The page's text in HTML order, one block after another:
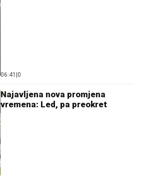
06:41 0
Najavljena nova promjena
vremena: Led, pa preokret